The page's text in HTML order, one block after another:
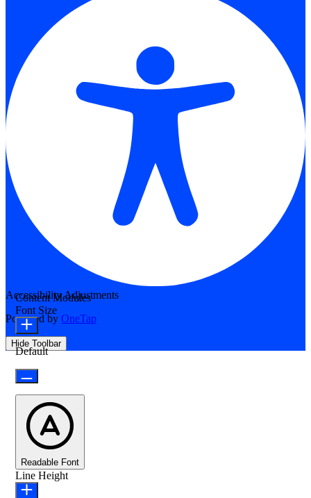
Accessibility Adjustments
Powered by OneTap
Hide Toolbar
Content Modules
Font Size
Default
Readable Font
Line Height